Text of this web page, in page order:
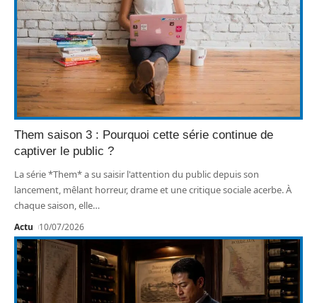
Them saison 3 : Pourquoi cette série continue de
captiver le public ?
La série *Them* a su saisir l'attention du public depuis son
lancement, mêlant horreur, drame et une critique sociale acerbe. À
chaque saison, elle…
Actu 10/07/2026